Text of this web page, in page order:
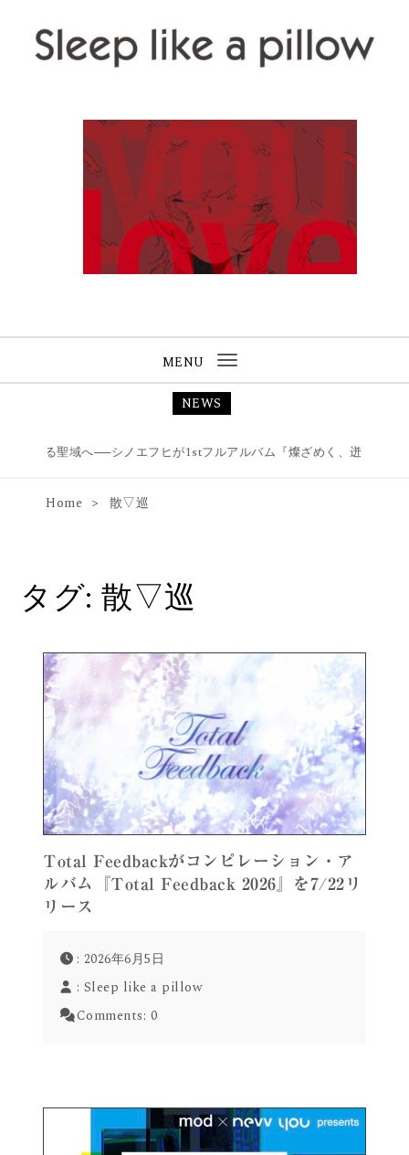
Skip to content
MENU
Toggle
NEWS
れる聖域へ──シノエフヒが1stフルアルバム『燦ざめく、迸る、降り
Home 散▽巡
タグ:散▽巡
Total Feedbackがコンピレーション・ア
ルバム『Total Feedback 2026』を7/22リ
リース
: 2026年6月5日
: Sleep like a pillow
Comments: 0